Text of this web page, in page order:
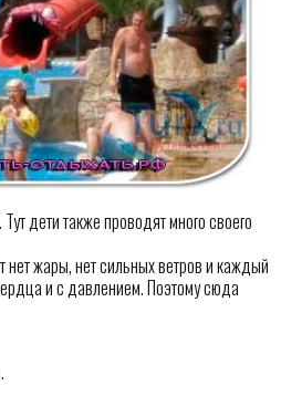
дети также проводят много своего
нет жары, нет сильных ветров и каждый
и с давлением. Поэтому сюда